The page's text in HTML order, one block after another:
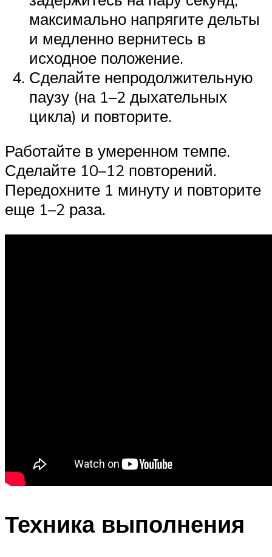
максимально напрягите дельты
и медленно вернитесь в
исходное положение.
Сделайте непродолжительную
паузу (на 1–2 дыхательных
цикла) и повторите.
Работайте в умеренном темпе.
Сделайте 10–12 повторений.
Передохните 1 минуту и повторите
еще 1–2 раза.
Техника выполнения